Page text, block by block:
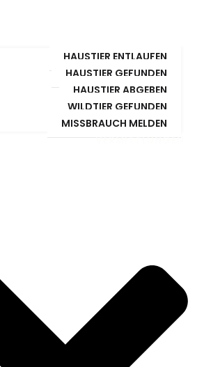
HAUSTIER ENTLAUFEN
HAUSTIER GEFUNDEN
HAUSTIER ABGEBEN
WILDTIER GEFUNDEN
MISSBRAUCH MELDEN
VERMITTLUNGEN